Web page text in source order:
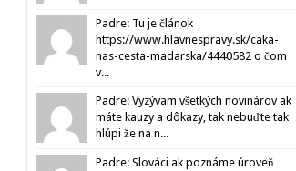
Padre: Tu je článok
https://www.hlavnespravy.sk/caka-
nas-cesta-madarska/4440582 o čom
v...
Padre: Vyzývam všetkých novinárov ak
máte kauzy a dôkazy, tak nebuďte tak
hlúpi že na n...
Padre: Slováci ak poznáme úroveň